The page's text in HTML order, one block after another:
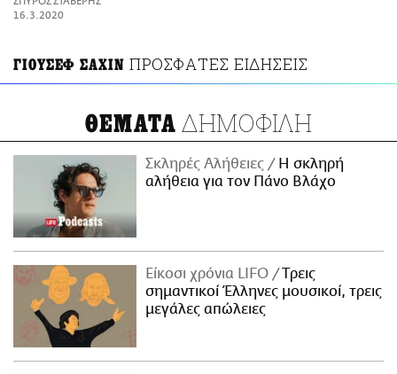
ΑΜΠΑ
16.3.2020
ΓΙΟΥΣΕΦ ΣΑΧΙΝ ΠΡΟΣΦΑΤΕΣ ΕΙΔΗΣΕΙΣ
ΘΕΜΑΤΑ ΔΗΜΟΦΙΛΗ
Σκληρές Αλήθειες
H σκληρή
αλήθεια για τον Πάνο Βλάχο
Είκοσι χρόνια LIFO
Tρεις
σημαντικοί Έλληνες μουσικοί, τρεις
μεγάλες απώλειες